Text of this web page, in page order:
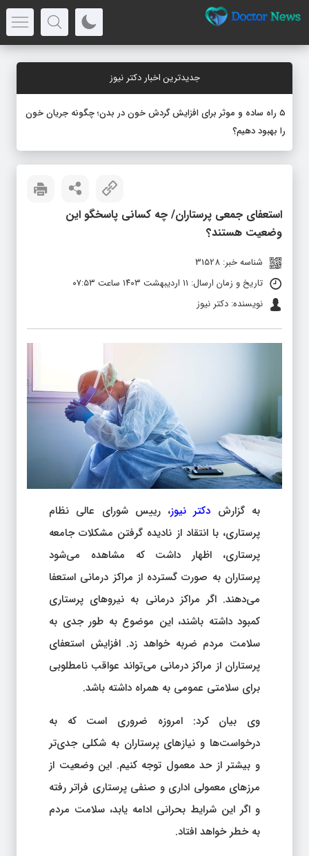
جدیدترین اخبار دکتر نیوز
۵ راه ساده و موثر برای افزایش گردش خون در بدن؛ چگونه جریان خون
را بهبود دهیم؟
استعفای جمعی پرستاران/ چه کسانی پاسخگو این
وضعیت هستند؟
شناسه خبر: 31528
تاریخ و زمان ارسال: ۱۱ اردیبهشت ۱۴۰۳ ساعت ۰۷:۵۳
نویسنده: دکتر نیوز
به گزارش دکتر نیوز، رییس شورای عالی نظام
پرستاری، با انتقاد از نادیده گرفتن مشکلات جامعه
پرستاری، اظهار داشت که مشاهده می‌شود
پرستاران به صورت گسترده از مراکز درمانی استعفا
می‌دهند. اگر مراکز درمانی به نیروهای پرستاری
کمبود داشته باشند، این موضوع به طور جدی به
سلامت مردم ضربه خواهد زد. افزایش استعفای
پرستاران از مراکز درمانی می‌تواند عواقب نامطلوبی
برای سلامتی عمومی به همراه داشته باشد.
وی بیان کرد: امروزه ضروری است که به
درخواست‌ها و نیازهای پرستاران به شکلی جدی‌تر
و بیشتر از حد معمول توجه کنیم. این وضعیت از
مرزهای معمولی اداری و صنفی پرستاری فراتر رفته
و اگر این شرایط بحرانی ادامه یابد، سلامت مردم
به خطر خواهد افتاد.